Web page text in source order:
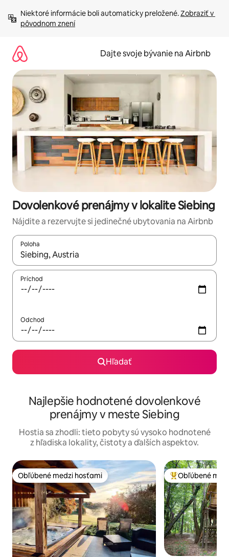
obsah.
Niektoré informácie boli automaticky preložené. Zobraziť v
pôvodnom znení
Dajte svoje bývanie na Airbnb
Dovolenkové prenájmy v lokalite Siebing
Nájdite a rezervujte si jedinečné ubytovania na Airbnb
Poloha
Keď budú výsledky k dispozícii, môžete si ich prechádzať
Príchod
Odchod
Hľadať
Najlepšie hodnotené dovolenkové
prenájmy v meste Siebing
Hostia sa zhodli: tieto pobyty sú vysoko hodnotené
z hľadiska lokality, čistoty a ďalších aspektov.
Obľúbené medzi hosťami
Obľúbené medzi hosťami Najobľúbenejšie
Obľúbené